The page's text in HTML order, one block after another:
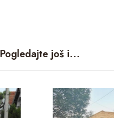
Pogledajte još i...